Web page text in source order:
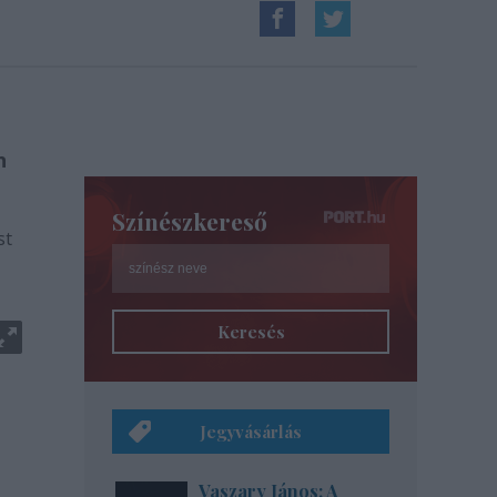
Színészkereső
Keresés
Jegyvásárlás
Vaszary János: A